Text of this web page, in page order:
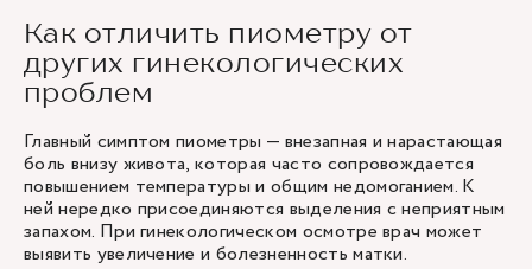
Как отличить пиометру от
других гинекологических
проблем
Главный симптом пиометры — внезапная и нарастающая
боль внизу живота, которая часто сопровождается
повышением температуры и общим недомоганием. К
ней нередко присоединяются выделения с неприятным
запахом. При гинекологическом осмотре врач может
выявить увеличение и болезненность матки.